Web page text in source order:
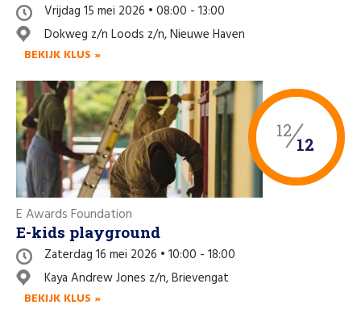
Vrijdag 15 mei 2026 • 08:00 - 13:00
Dokweg z/n Loods z/n, Nieuwe Haven
BEKIJK KLUS »
12
12
E Awards Foundation
E-kids playground
Zaterdag 16 mei 2026 • 10:00 - 18:00
Kaya Andrew Jones z/n, Brievengat
BEKIJK KLUS »